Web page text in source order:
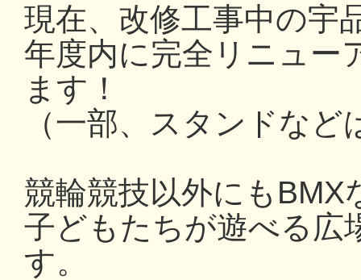
現在、改修工事中の宇
年度内に完全リニュー
ます！
（一部、スタンドな
競輪競技以外にもBMX
子どもたちが遊べる広
す。